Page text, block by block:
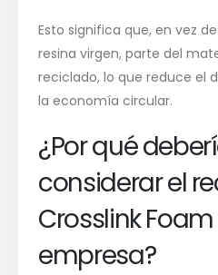
Esto significa que, en vez
resina virgen, parte del
reciclado, lo que reduce el
la economía circular.
¿Por qué
considerar el
Crosslink
empresa?